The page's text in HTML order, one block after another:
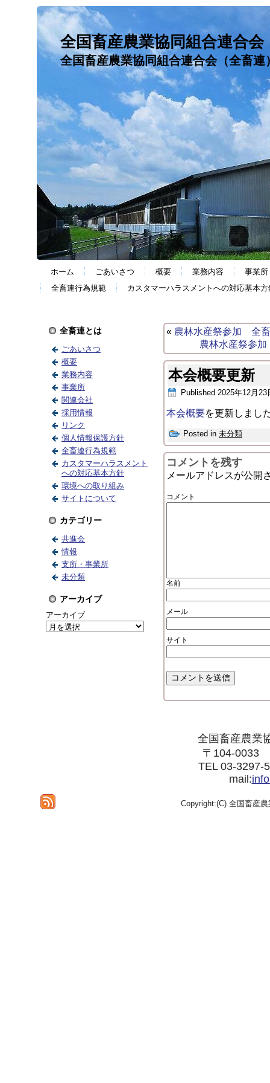
全国畜産農業協同組合連合会
全国畜産農業協同組合連合会（全畜
ホーム ごあいさつ 概要 業務内容
事業所
全畜連行為規範
カスタマーハラスメントへの対応基本方
全畜連とは
ごあいさつ
概要
業務内容
事業所
関連会社
採用情報
リンク
個人情報保護方針
全畜連行為規範
カスタマーハラスメント
への対応基本方針
環境への取り組み
サイトについて
カテゴリー
共進会
情報
支所・事業所
未分類
アーカイブ
アーカイブ
« 農林水産祭参加 全畜
農林水産祭参
本会概要更新
Published 2025年12月23
本会概要を更新しまし
Posted in 未分類
コメントを残す
メールアドレスが公開
コメント
名前
メール
サイト
全国畜産農業
〒104-0033
TEL 03-
mail:
Copyright:(C) 全国畜産